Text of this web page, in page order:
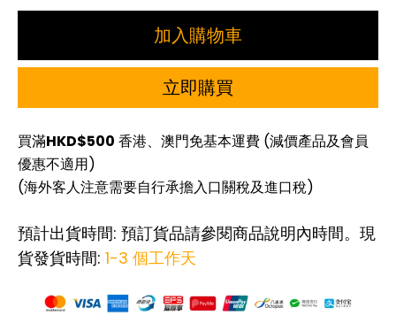
加入購物車
立即購買
買滿HKD$500 香港、澳門免基本運費 (減價產品及會員
優惠不適用)
(海外客人注意需要自行承擔入口關稅及進口稅)
預計出貨時間: 預訂貨品請參閱商品說明內時間。現
貨發貨時間: 1-3 個工作天